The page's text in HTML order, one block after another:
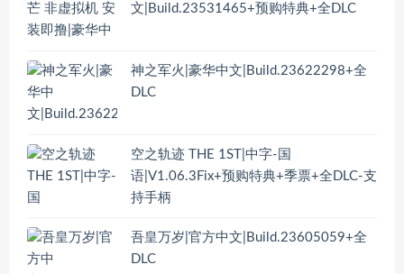
文|Build.23531465+预购特典+全DLC
神之军火|豪华中文|Build.23622298+全
DLC
空之轨迹 THE 1ST|中字-国
语|V1.06.3Fix+预购特典+季票+全DLC-支
持手柄
吾皇万岁|官方中文|Build.23605059+全
DLC